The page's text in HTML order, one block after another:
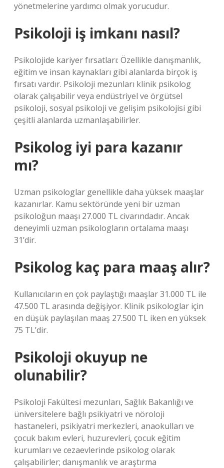
yönetmelerine yardımcı olmak yorucudur.
Psikoloji iş imkanı nasıl?
Psikolojide kariyer fırsatları: Özellikle danışmanlık,
eğitim ve insan kaynakları gibi alanlarda birçok iş
fırsatı vardır. Psikoloji mezunları klinik psikolog
olarak çalışabilir veya endüstriyel ve örgütsel
psikoloji, sosyal psikoloji ve gelişim psikolojisi gibi
çeşitli alanlarda uzmanlaşabilirler.
Psikolog iyi para kazanır
mı?
Uzman psikologlar genellikle daha yüksek maaşlar
kazanırlar. Kamu sektöründe yeni bir uzman
psikoloğun maaşı 27.000 TL civarındadır. Ancak
deneyimli uzman psikologların ortalama maaşı
31’dir.
Psikolog kaç para maaş alır?
Kullanıcıların en çok paylaştığı maaşlar 31.000 TL ile
47.500 TL arasında değişiyor. Klinik psikologlar için
en düşük paylaşılan maaş 27.500 TL iken en yüksek
75 TL’dir.
Psikoloji okuyup ne
olunabilir?
Psikoloji Fakültesi mezunları, Sağlık Bakanlığı ve
üniversitelere bağlı psikiyatri ve nöroloji
hastaneleri, psikiyatri merkezleri, anaokulları ve
çocuk bakım evleri, huzurevleri, çocuk eğitim
kurumları ve cezaevlerinde psikolog olarak
çalışabilirler; danışmanlık ve araştırma